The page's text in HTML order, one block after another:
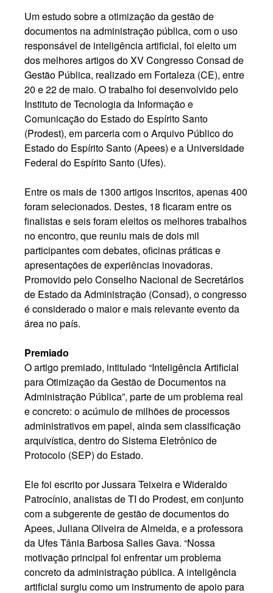
Um estudo sobre a otimização da gestão de
documentos na administração pública, com o uso
responsável de inteligência artificial, foi eleito um
dos melhores artigos do XV Congresso Consad de
Gestão Pública, realizado em Fortaleza (CE), entre
20 e 22 de maio. O trabalho foi desenvolvido pelo
Instituto de Tecnologia da Informação e
Comunicação do Estado do Espírito Santo
(Prodest), em parceria com o Arquivo Público do
Estado do Espírito Santo (Apees) e a Universidade
Federal do Espírito Santo (Ufes).
Entre os mais de 1300 artigos inscritos, apenas 400
foram selecionados. Destes, 18 ficaram entre os
finalistas e seis foram eleitos os melhores trabalhos
no encontro, que reuniu mais de dois mil
participantes com debates, oficinas práticas e
apresentações de experiências inovadoras.
Promovido pelo Conselho Nacional de Secretários
de Estado da Administração (Consad), o congresso
é considerado o maior e mais relevante evento da
área no país.
Premiado
O artigo premiado, intitulado “Inteligência Artificial
para Otimização da Gestão de Documentos na
Administração Pública”, parte de um problema real
e concreto: o acúmulo de milhões de processos
administrativos em papel, ainda sem classificação
arquivística, dentro do Sistema Eletrônico de
Protocolo (SEP) do Estado.
Ele foi escrito por Jussara Teixeira e Wideraldo
Patrocínio, analistas de TI do Prodest, em conjunto
com a subgerente de gestão de documentos do
Apees, Juliana Oliveira de Almeida, e a professora
da Ufes Tânia Barbosa Salles Gava. “Nossa
motivação principal foi enfrentar um problema
concreto da administração pública. A inteligência
artificial surgiu como um instrumento de apoio para